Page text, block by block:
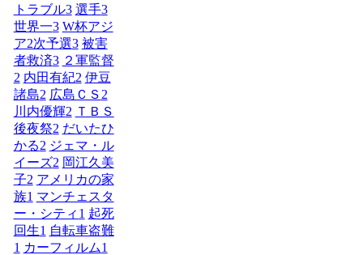
トラブル3 選手3
世界一3 W杯アジ
ア2次予選3 被害
者救済3 ２軍監督
2 内田有紀2 伊豆
諸島2 広島ＣＳ 2
川内優輝2 ＴＢＳ
後夜祭2 だいたひ
かる2 ジェマ・ル
イーズ2 岡江久美
子2 アメリカの家
族1 マンチェスタ
ー・シティ 1 起死
回生1 自転車盗難
1 カーフィルム1